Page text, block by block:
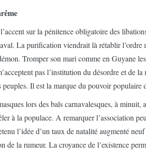
sur la pénitence obligatoire des
La purification viendrait là rétablir l’ordre
Tromper son mari comme en Guyane
pas l’institution du désordre et de
Il est la marque du pouvoir populaire
lors des bals carnavalesques, à
à la populace. A remarquer l’association
l’idée d’un taux de natalité augmenté
de la rumeur. La croyance de l’existence